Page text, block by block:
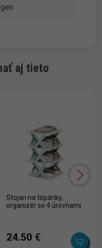
aj tieto
Stojan na topánky,
organizér so 4 úrovňami
24.50 ‎€